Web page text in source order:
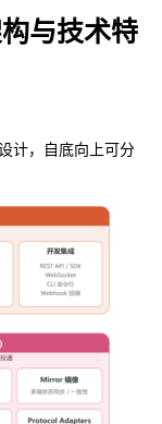
与技术特
计，自底向上可分